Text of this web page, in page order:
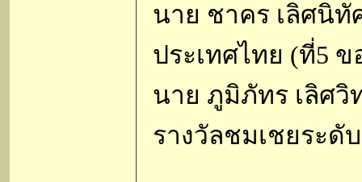
นาย ชาคร เลิศนิทั
ประเทศไทย (ที่5 ข
นาย ภูมิภัทร เลิศวิ
รางวัลชมเชยระดั